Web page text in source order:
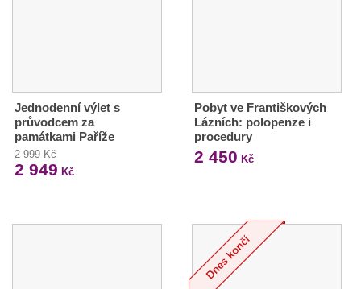
Jednodenní výlet s
průvodcem za
památkami Paříže
2 999 Kč
2 949 Kč
Pobyt ve Františkových
Lázních: polopenze i
procedury
2 450 Kč